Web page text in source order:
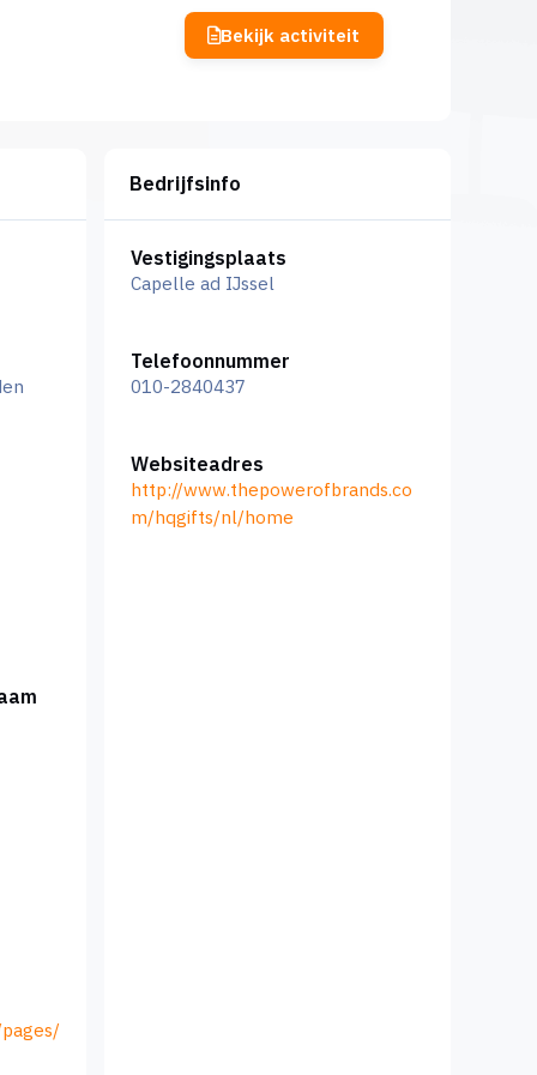
Bekijk activiteit
Bedrijfsinfo
Vestigingsplaats
Capelle ad IJssel
Telefoonnummer
010-2840437
Websiteadres
http://www.thepowerofbrands.co
m/hqgifts/nl/home